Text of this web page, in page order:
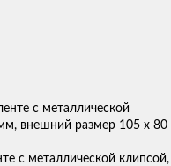
с металлической клипсой,